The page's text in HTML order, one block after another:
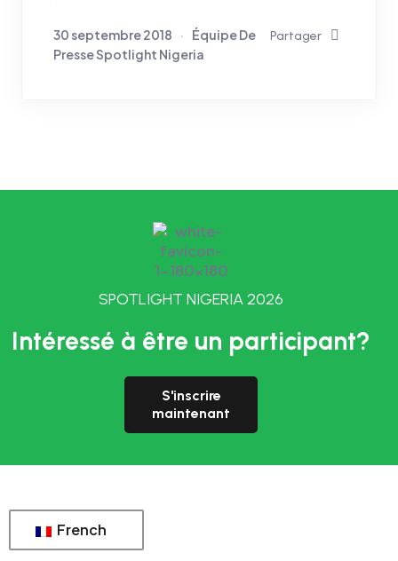
Partager
30 septembre 2018
Équipe De
Presse Spotlight Nigeria
SPOTLIGHT NIGERIA 2026
Intéressé à être un participant?
S'inscrire
maintenant
French